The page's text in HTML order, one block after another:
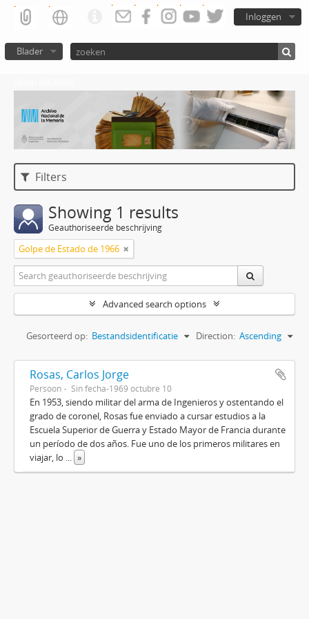
Inloggen
Blader
Filters
Showing 1 results
Geauthoriseerde beschrijving
Golpe de Estado de 1966
Advanced search options
Gesorteerd op: Bestandsidentificatie Direction: Ascending
Rosas, Carlos Jorge
Persoon Sin fecha-1969 octubre 10
En 1953, siendo militar del arma de Ingenieros y ostentando el
grado de coronel, Rosas fue enviado a cursar estudios a la
Escuela Superior de Guerra y Estado Mayor de Francia durante
un período de dos años. Fue uno de los primeros militares en
viajar, lo ... »